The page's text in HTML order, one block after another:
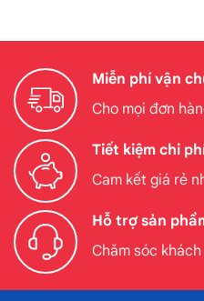
Miễn phí vận
Cho mọi đơn
Tiết kiệm chi
Cam kết giá rẻ
Hỗ trợ sản
Chăm sóc